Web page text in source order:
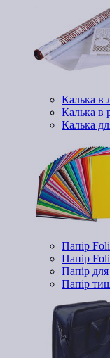
Калька в
Калька в
Калька
Папір
Папір
Папір
Папір